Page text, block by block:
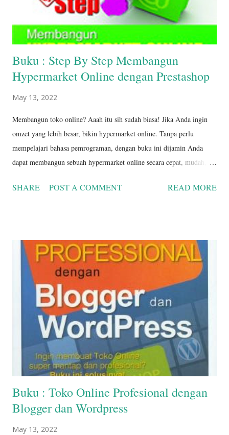
Buku : Step By Step Membangun
Hypermarket Online dengan Prestashop
May 13, 2022
Membangun toko online? Aaah itu sih sudah biasa! Jika Anda ingin
omzet yang lebih besar, bikin hypermarket online. Tanpa perlu
mempelajari bahasa pemrograman, dengan buku ini dijamin Anda
dapat membangun sebuah hypermarket online secara cepat, mudah,
Materi yang dibahas: - Petunjuk membuat hypermarket online di
Optimization (SEO) dan tips berpromosi melalui Twitter, Facebook,
iklan baris, dan media lainnya. Semua modul dan software pendukung
yang diperlukan sudah disediakan dalam CD Bonus. Judul : Step By
Step Membangun Hypermarket Online dengan Prestashop Penulis
: Imam Suryono & Java Creativity No. ISBN : 9786020220369
Penerbit : Elex Media Komputindo Tanggal terbit : September - 2013
Jumlah Halaman : 224 Berat : - J...
SHARE POST A COMMENT READ MORE
Buku : Toko Online Profesional dengan
Blogger dan Wordpress
May 13, 2022